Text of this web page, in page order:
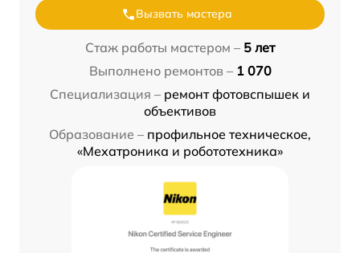
Вызвать мастера
Стаж работы мастером – 5 лет
Выполнено ремонтов – 1 070
Специализация – ремонт фотовспышек и
объективов
Образование – профильное техническое,
«Мехатроника и робототехника»